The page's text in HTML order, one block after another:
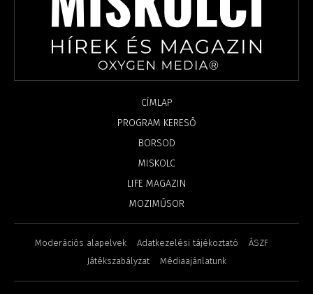
CÍMLAP
PROGRAM KERESŐ
BORSOD
MISKOLC
LIFE MAGAZIN
MOZIMŰSOR
Moderációs alapelvek Adatkezelési tájékoztató
ÁSZF
Játékszabályzat
Médiaajánlatunk